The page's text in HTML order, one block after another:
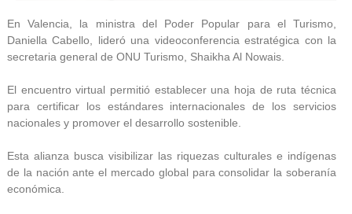
En Valencia, la ministra del Poder Popular para el Turismo,
Daniella Cabello, lideró una videoconferencia estratégica con la
secretaria general de ONU Turismo, Shaikha Al Nowais.
El encuentro virtual permitió establecer una hoja de ruta técnica
para certificar los estándares internacionales de los servicios
nacionales y promover el desarrollo sostenible.
Esta alianza busca visibilizar las riquezas culturales e indígenas
de la nación ante el mercado global para consolidar la soberanía
económica.